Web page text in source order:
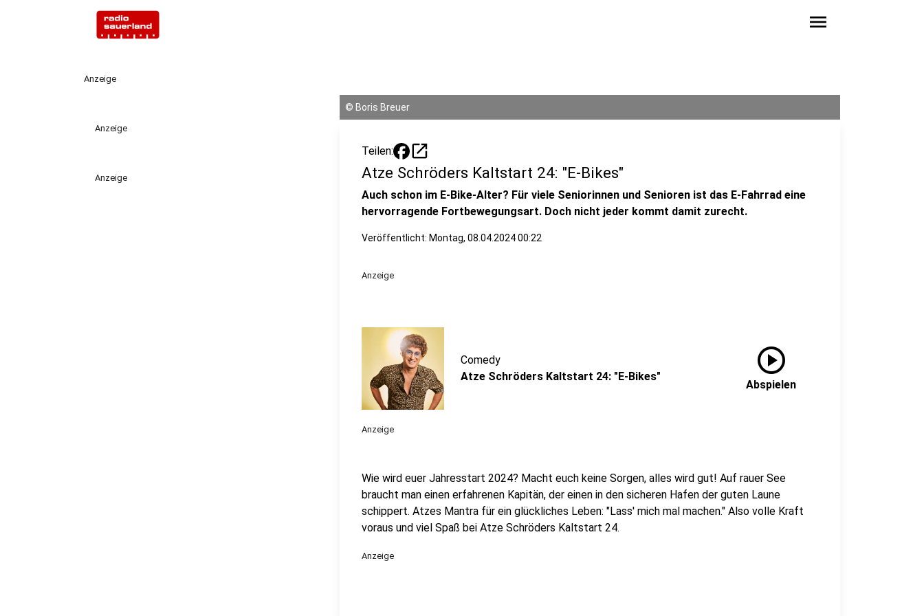
menu
Anzeige
Anzeige
Anzeige
© Boris Breuer
Teilen: open_in_new
Atze Schröders Kaltstart 24: "E-Bikes"
Auch schon im E-Bike-Alter? Für viele Seniorinnen und Senioren ist das E-Fahrrad eine
hervorragende Fortbewegungsart. Doch nicht jeder kommt damit zurecht.
Veröffentlicht: Montag, 08.04.2024 00:22
Anzeige
Comedy
Atze Schröders Kaltstart 24: "E-Bikes"
play_circle
Abspielen
Anzeige
Wie wird euer Jahresstart 2024? Macht euch keine Sorgen, alles wird gut! Auf rauer See
braucht man einen erfahrenen Kapitän, der einen in den sicheren Hafen der guten Laune
schippert. Atzes Mantra für ein glückliches Leben: "Lass' mich mal machen." Also volle Kraft
voraus und viel Spaß bei Atze Schröders Kaltstart 24.
Anzeige